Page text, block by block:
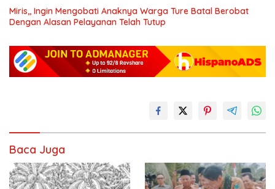
Miris,, Ingin Mengobati Anaknya Warga Ture Batal Berobat
Dengan Alasan Pelayanan Telah Tutup
Baca Juga